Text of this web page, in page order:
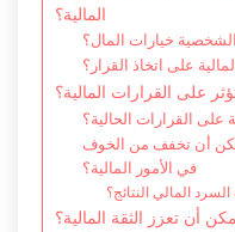
المالية؟
خيارات المال؟
على اتخاذ القرار؟
على القرارات المالية؟
على القرارات الحالية؟
أن تخفف من الخوف
في الأمور المالية؟
المالي النتائج؟
أن تعزز الثقة المالية؟